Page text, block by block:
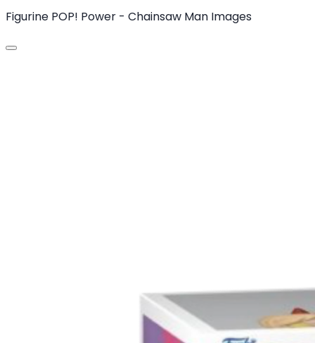
Figurine POP! Power - Chainsaw Man Images